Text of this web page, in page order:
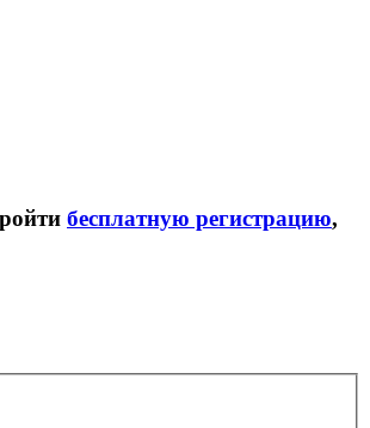
бесплатную регистрацию,